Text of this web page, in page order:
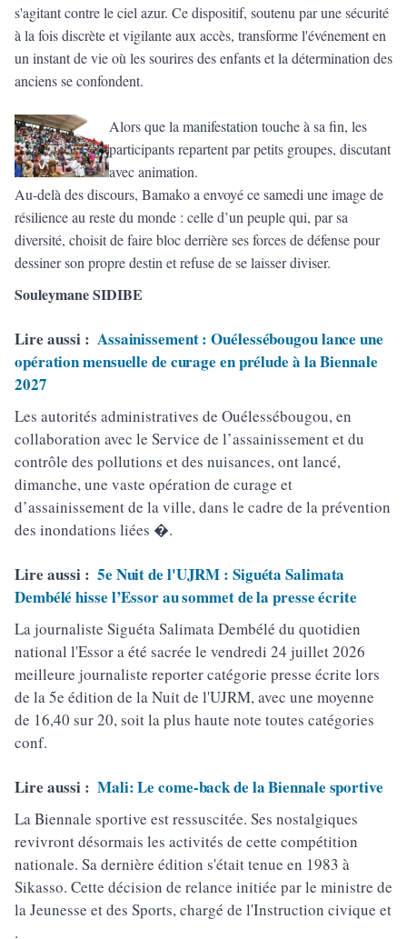
s'agitant contre le ciel azur. Ce dispositif, soutenu par une sécurité
à la fois discrète et vigilante aux accès, transforme l'événement en
un instant de vie où les sourires des enfants et la détermination des
anciens se confondent.
Alors que la manifestation touche à sa fin, les
participants repartent par petits groupes, discutant
avec animation.
Au-delà des discours, Bamako a envoyé ce samedi une image de
résilience au reste du monde : celle d’un peuple qui, par sa
diversité, choisit de faire bloc derrière ses forces de défense pour
dessiner son propre destin et refuse de se laisser diviser.
Souleymane SIDIBE
Lire aussi : Assainissement : Ouélessébougou lance une
opération mensuelle de curage en prélude à la Biennale
2027
Les autorités administratives de Ouélessébougou, en
collaboration avec le Service de l’assainissement et du
contrôle des pollutions et des nuisances, ont lancé,
dimanche, une vaste opération de curage et
d’assainissement de la ville, dans le cadre de la prévention
des inondations liées �.
Lire aussi : 5e Nuit de l'UJRM : Siguéta Salimata
Dembélé hisse l’Essor au sommet de la presse écrite
La journaliste Siguéta Salimata Dembélé du quotidien
national l'Essor a été sacrée le vendredi 24 juillet 2026
meilleure journaliste reporter catégorie presse écrite lors
de la 5e édition de la Nuit de l'UJRM, avec une moyenne
de 16,40 sur 20, soit la plus haute note toutes catégories
conf.
Lire aussi : Mali: Le come-back de la Biennale sportive
La Biennale sportive est ressuscitée. Ses nostalgiques
revivront désormais les activités de cette compétition
nationale. Sa dernière édition s'était tenue en 1983 à
Sikasso. Cette décision de relance initiée par le ministre de
la Jeunesse et des Sports, chargé de l'Instruction civique et
.